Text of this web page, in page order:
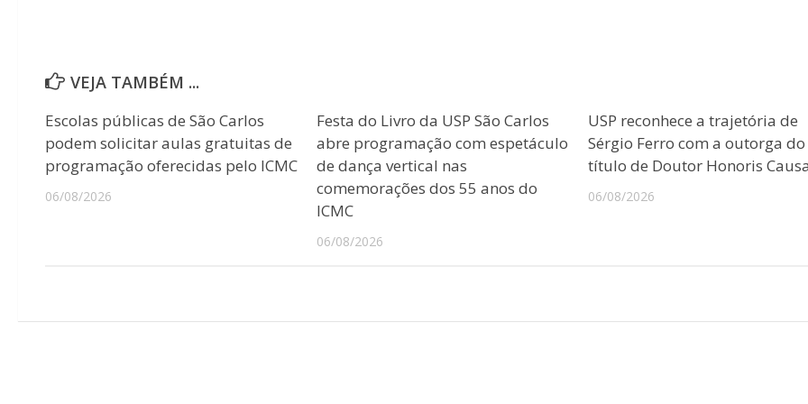
VEJA TAMBÉM ...
Escolas públicas de São Carlos
podem solicitar aulas gratuitas de
programação oferecidas pelo ICMC
06/08/2026
Festa do Livro da USP São Carlos
abre programação com espetáculo
de dança vertical nas
comemorações dos 55 anos do
ICMC
06/08/2026
USP reconhece a trajetória de
Sérgio Ferro com a outorga do
título de Doutor Honoris
06/08/2026